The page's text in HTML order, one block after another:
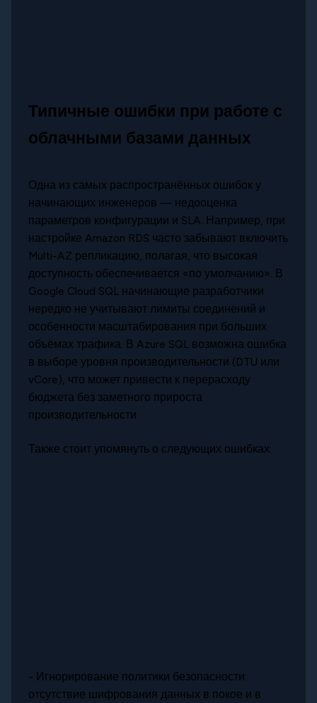
Типичные ошибки при работе с
облачными базами данных
Одна из самых распространённых ошибок у
начинающих инженеров — недооценка
параметров конфигурации и SLA. Например, при
настройке Amazon RDS часто забывают включить
Multi-AZ репликацию, полагая, что высокая
доступность обеспечивается «по умолчанию». В
Google Cloud SQL начинающие разработчики
нередко не учитывают лимиты соединений и
особенности масштабирования при больших
объёмах трафика. В Azure SQL возможна ошибка
в выборе уровня производительности (DTU или
vCore), что может привести к перерасходу
бюджета без заметного прироста
производительности.
Также стоит упомянуть о следующих ошибках:
- Игнорирование политики безопасности:
отсутствие шифрования данных в покое и в